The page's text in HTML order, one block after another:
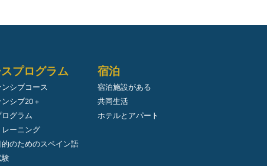
プログラム
シブコース
シブ20 +
グラム
ーニング
のためのスペイン語
宿泊
宿泊施設がある
共同生活
ホテルとアパート